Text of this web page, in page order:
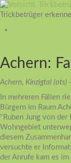
Trickbetrüger
Achern:
Achern, Kinzigtal (ots)
In mehreren Fällen
Bürgern im Raum
"Ruben Jung von
Wohngebiet
diesem
versuchte er
der Anrufe kam es